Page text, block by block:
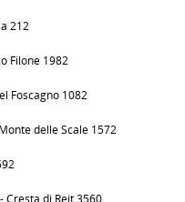
212
Filone 1982
Foscagno 1082
delle Scale 1572
Cresta di Reit 3560